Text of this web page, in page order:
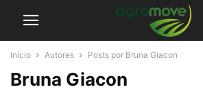
Início Autores Posts por Bruna Giacon
Bruna Giacon